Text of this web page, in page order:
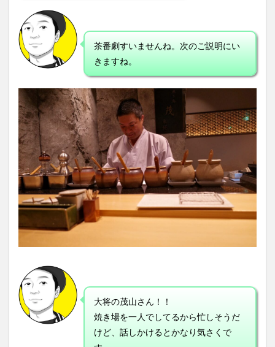
茶番劇すいませんね。次のご説明にい
きますね。
大将の茂山さん！！
焼き場を一人でしてるから忙しそうだ
けど、話しかけるとかなり気さくで